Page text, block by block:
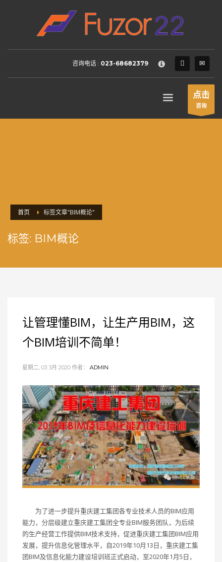
HOW TO SHOP
Login or create new account.
2 Review your order.
FREEshipment
If you still have problems, please let us know, by sending an
SHOWROOM HOURS
咨询电话 : 023-68682379
点击
咨询
首页 标签文章"BIM概论"
标签: BIM概论
让管理懂BIM，让生产用BIM，这
个BIM培训不简单！
星期二, 03 3月 2020 作者： ADMIN
为了进一步提升重庆建工集团各专业技术人员的BIM应用
能力，分层级建立重庆建工集团全专业BIM服务团队，为后续
的生产经营工作提供BIM技术支持，促进重庆建工集团BIM应用
发展，提升信息化管理水平，自2019年10月13日，重庆建工集
团BIM及信息化能力建设培训班正式启动，至2020年1月5日，